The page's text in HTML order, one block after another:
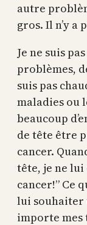
autre
gros. Il n’y a
Je ne suis
problèmes,
suis pas
maladies ou
beaucoup
de tête être
cancer.
tête, je ne lui
cancer!” Ce
lui souhaiter
importe mes